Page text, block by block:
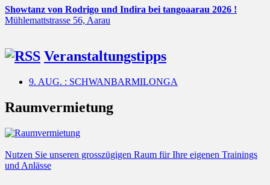
Showtanz von Rodrigo und Indira bei tangoaarau 2026 !
Mühlemattstrasse 56, Aarau
Veranstaltungstipps
9. AUG. : SCHWANBARMILONGA
Raumvermietung
Nutzen Sie unseren grosszügigen Raum für Ihre eigenen Trainings
und Anlässe